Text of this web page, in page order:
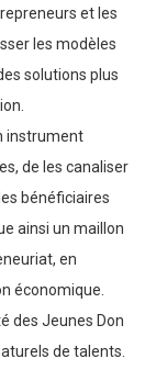
et les
les modèles
solutions plus
instrument
de les canaliser
bénéficiaires
ainsi un maillon
en
économique.
des Jeunes Don
de talents.